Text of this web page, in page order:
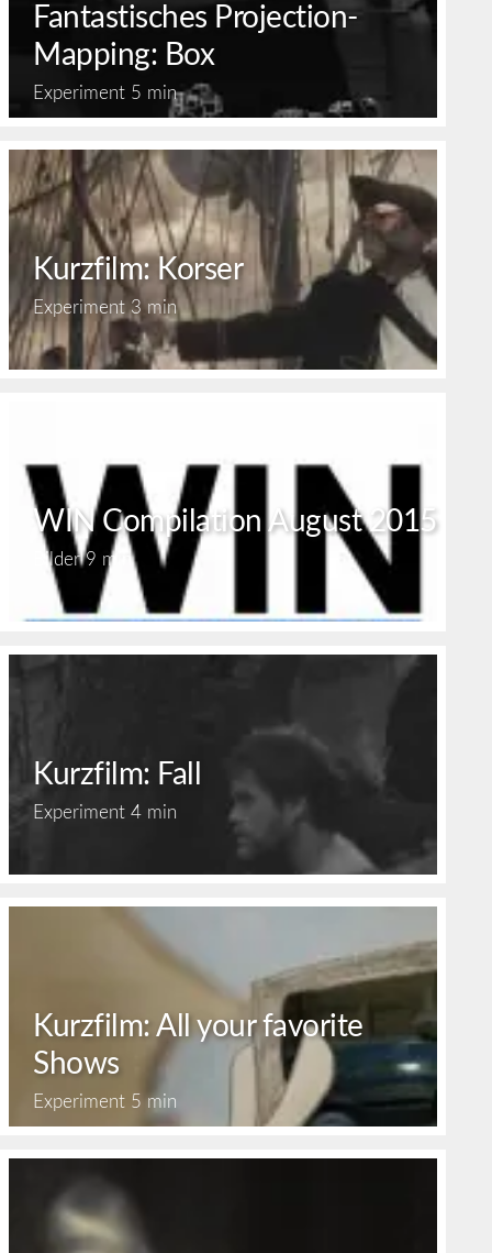
Fantastisches Projection-
Mapping: Box
Experiment 5 min
Kurzfilm: Korser
Experiment3 min
WIN Compilation August 2015
Bilder9 min
Kurzfilm: Fall
Experiment 4 min
Kurzfilm: All your favorite
Shows
Experiment 5 min